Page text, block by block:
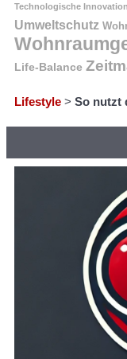
Technologische Innovation
Umweltschutz
Life-Balance
Lifestyle > So nutzt